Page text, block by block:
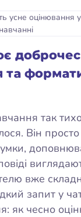
та
так
Він
вже
запит у
як чесно